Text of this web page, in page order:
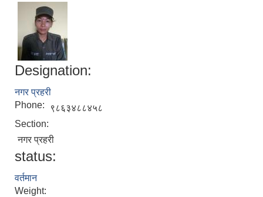
Designation:
नगर प्रहरी
Phone:
९८६३४८८४५८
Section:
नगर प्रहरी
status:
वर्तमान
Weight: